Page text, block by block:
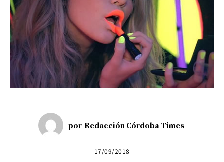
por Redacción Córdoba Times
17/09/2018